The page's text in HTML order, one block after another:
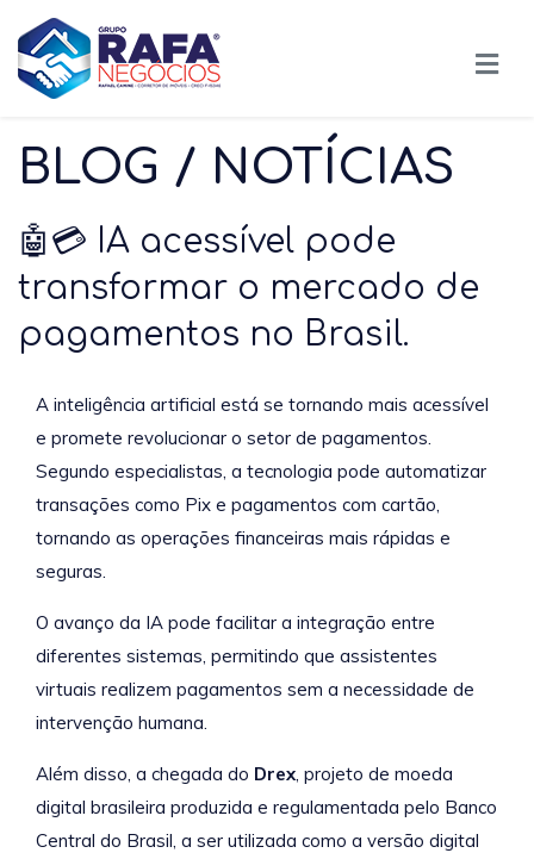
BLOG / NOTÍCIAS
🤖💳 IA acessível pode
transformar o mercado de
pagamentos no Brasil.
A inteligência artificial está se tornando mais acessível
e promete revolucionar o setor de pagamentos.
Segundo especialistas, a tecnologia pode automatizar
transações como Pix e pagamentos com cartão,
tornando as operações financeiras mais rápidas e
seguras.
O avanço da IA pode facilitar a integração entre
diferentes sistemas, permitindo que assistentes
virtuais realizem pagamentos sem a necessidade de
intervenção humana.
Além disso, a chegada do Drex, projeto de moeda
digital brasileira produzida e regulamentada pelo Banco
Central do Brasil, a ser utilizada como a versão digital